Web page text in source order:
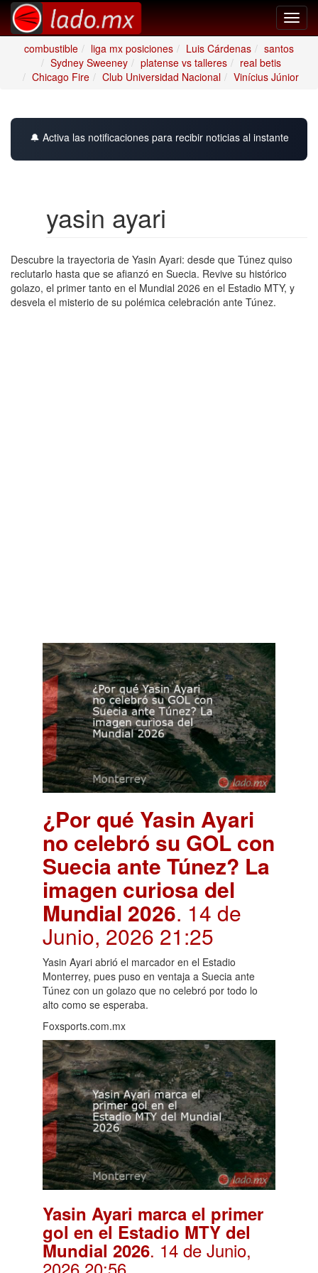
combustible
liga mx posiciones Luis Cárdenas
santos
Sydney Sweeney
platense vs talleres
real betis
Chicago Fire
Club Universidad Nacional Vinícius Júnior
🔔 Activa las notificaciones para recibir noticias al instante
yasin ayari
Descubre la trayectoria de Yasin Ayari: desde que Túnez quiso
reclutarlo hasta que se afianzó en Suecia. Revive su histórico
golazo, el primer tanto en el Mundial 2026 en el Estadio MTY, y
desvela el misterio de su polémica celebración ante Túnez.
¿Por qué Yasin Ayari
no celebró su GOL con
Suecia ante Túnez? La
imagen curiosa del
Mundial 2026. 14 de
Junio, 2026 21:25
Yasin Ayari abrió el marcador en el Estadio
Monterrey, pues puso en ventaja a Suecia ante
Túnez con un golazo que no celebró por todo lo
alto como se esperaba.
Foxsports.com.mx
Yasin Ayari marca el primer
gol en el Estadio MTY del
Mundial 2026. 14 de Junio,